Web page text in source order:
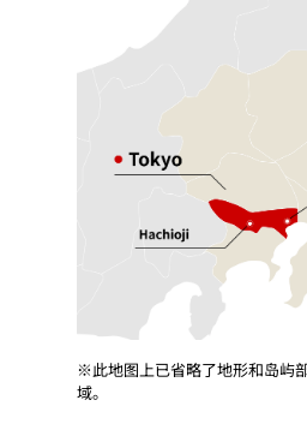
※此地图上已省略了地形和岛屿
域。